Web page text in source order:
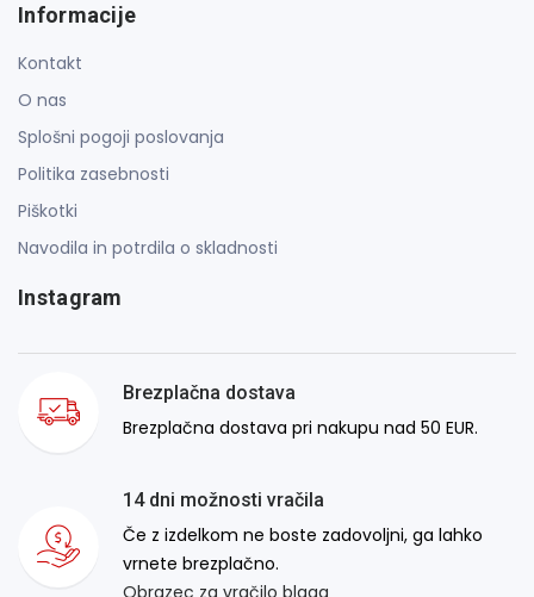
Informacije
Kontakt
O nas
Splošni pogoji poslovanja
Politika zasebnosti
Piškotki
Navodila in potrdila o skladnosti
Instagram
Brezplačna dostava
Brezplačna dostava pri nakupu nad 50 EUR.
14 dni možnosti vračila
Če z izdelkom ne boste zadovoljni, ga lahko
vrnete brezplačno.
Obrazec za vračilo blaga